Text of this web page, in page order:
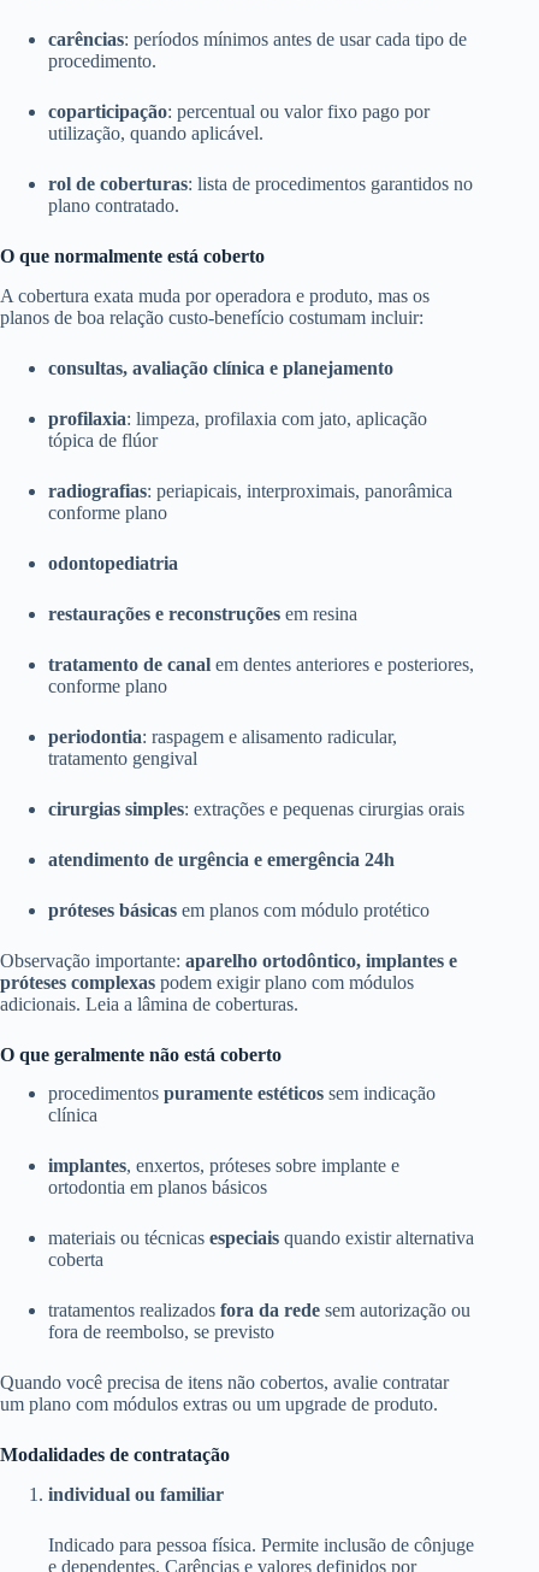
carências: períodos mínimos antes de usar cada tipo de
procedimento.
coparticipação: percentual ou valor fixo pago por
utilização, quando aplicável.
rol de coberturas: lista de procedimentos garantidos no
plano contratado.
O que normalmente está coberto
A cobertura exata muda por operadora e produto, mas os
planos de boa relação custo-benefício costumam incluir:
consultas, avaliação clínica e planejamento
profilaxia: limpeza, profilaxia com jato, aplicação
tópica de flúor
radiografias: periapicais, interproximais, panorâmica
conforme plano
odontopediatria
restaurações e reconstruções em resina
tratamento de canal em dentes anteriores e posteriores,
conforme plano
periodontia: raspagem e alisamento radicular,
tratamento gengival
cirurgias simples: extrações e pequenas cirurgias orais
atendimento de urgência e emergência 24h
próteses básicas em planos com módulo protético
Observação importante: aparelho ortodôntico, implantes e
próteses complexas podem exigir plano com módulos
adicionais. Leia a lâmina de coberturas.
O que geralmente não está coberto
procedimentos puramente estéticos sem indicação
clínica
implantes, enxertos, próteses sobre implante e
ortodontia em planos básicos
materiais ou técnicas especiais quando existir alternativa
coberta
tratamentos realizados fora da rede sem autorização ou
fora de reembolso, se previsto
Quando você precisa de itens não cobertos, avalie contratar
um plano com módulos extras ou um upgrade de produto.
Modalidades de contratação
individual ou familiar
Indicado para pessoa física. Permite inclusão de cônjuge
e dependentes. Carências e valores definidos por